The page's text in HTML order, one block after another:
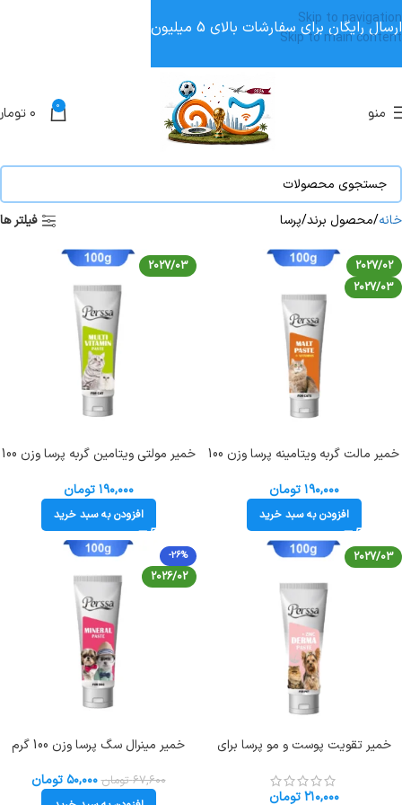
Skip to navigation
Skip to main content
منو 0 ۰
خانه محصول برند پرسا فیلتر ها
2027/02
2027/03
خمیر مالت گربه ویتامینه پرسا وزن 100
۱۹۰,۰۰۰ تومان
افزودن به سبد خرید
2027/03
خمیر مولتی ویتامین گربه پرسا وزن 100
For Cat
۱۹۰,۰۰۰ تومان
افزودن به سبد خرید
2027/03
خمیر تقویت پوست و مو پرسا برای
Derma Paste +Zinc
۲۱۰,۰۰۰ تومان
-26%
2026/02
خمیر مینرال سگ پرسا وزن 100 گرم
۶۷,۶۰۰ تومان ۵۰,۰۰۰ تومان
ارسال رایگان برای سفارشات بالای 5 میلیون